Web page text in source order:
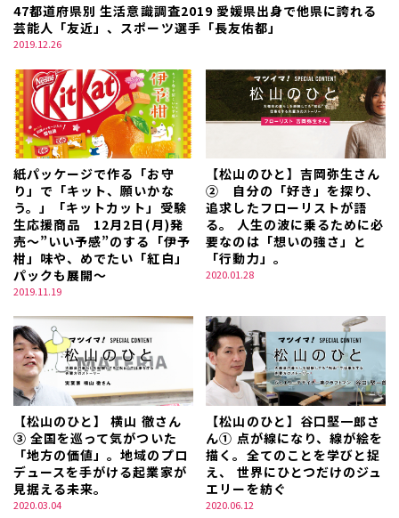
47都道府県別 生活意識調査2019 愛媛県出身で他県に誇れる
芸能人「友近」、スポーツ選手「長友佑都」
2019.12.26
紙パッケージで作る「お守
り」で「キット、願いかな
う。」「キットカット」受験
生応援商品 12月2日(月)発
売～”いい予感”のする「伊予
柑」味や、めでたい「紅白」
パックも展開～
2019.11.19
【松山のひと】吉岡弥生さん
② 自分の「好き」を探り、
追求したフローリストが語
る。 人生の波に乗るために必
要なのは「想いの強さ」と
「行動力」。
2020.01.28
【松山のひと】 横山 徹さん
③ 全国を巡って気がついた
「地方の価値」。地域のプロ
デュースを手がける起業家が
見据える未来。
2020.03.04
【松山のひと】谷口堅一郎さ
ん① 点が線になり、線が絵を
描く。全てのことを学びと捉
え、 世界にひとつだけのジュ
エリーを紡ぐ
2020.06.12